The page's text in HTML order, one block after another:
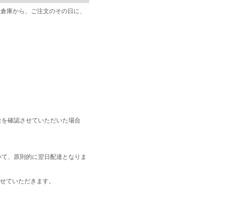
から、ご注文のその日に、
確認させていただいた場合
、原則的に翌日配達となりま
ていただきます。